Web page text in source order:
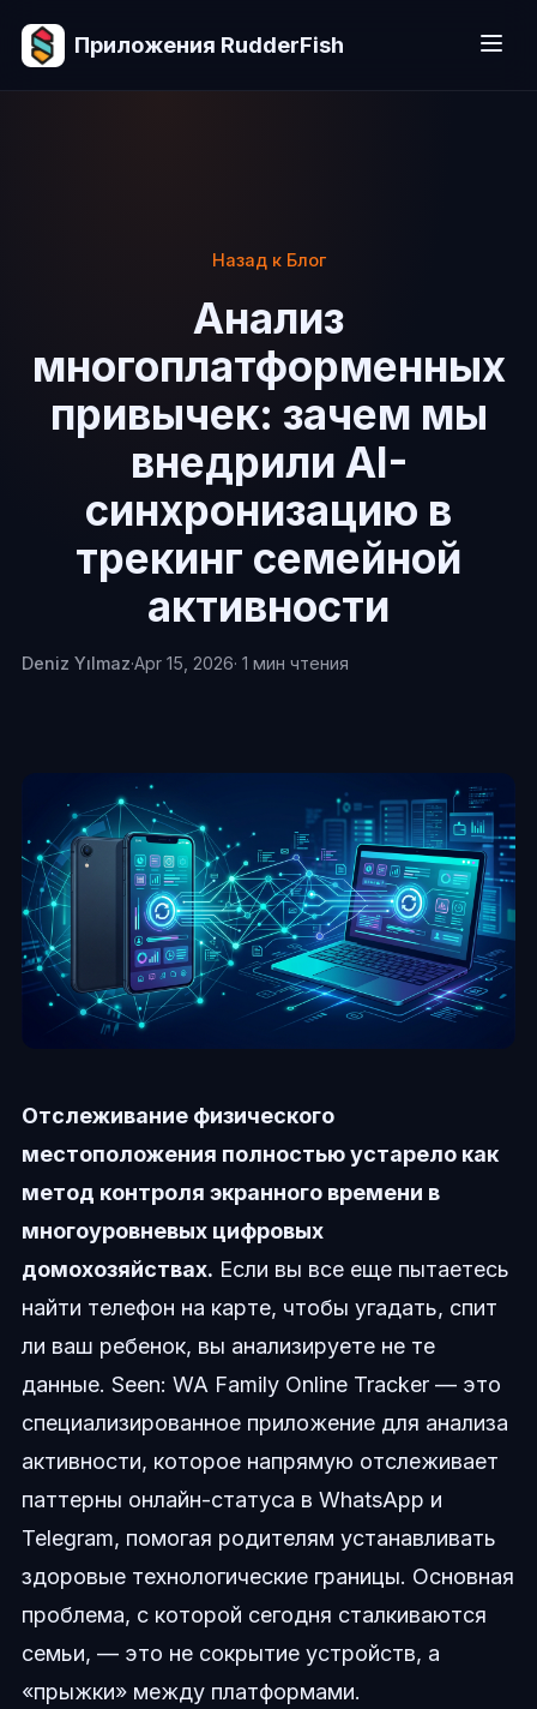
Приложения RudderFish
Назад к Блог
Анализ
многоплатформенных
привычек: зачем мы
внедрили AI-
синхронизацию в
трекинг семейной
активности
Deniz Yılmaz·Apr 15, 2026· 1 мин чтения
Отслеживание физического
местоположения полностью устарело как
метод контроля экранного времени в
многоуровневых цифровых
домохозяйствах. Если вы все еще пытаетесь
найти телефон на карте, чтобы угадать, спит
ли ваш ребенок, вы анализируете не те
данные. Seen: WA Family Online Tracker — это
специализированное приложение для анализа
активности, которое напрямую отслеживает
паттерны онлайн-статуса в WhatsApp и
Telegram, помогая родителям устанавливать
здоровые технологические границы. Основная
проблема, с которой сегодня сталкиваются
семьи, — это не сокрытие устройств, а
«прыжки» между платформами.